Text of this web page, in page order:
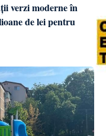
verzi moderne în
de lei pentru